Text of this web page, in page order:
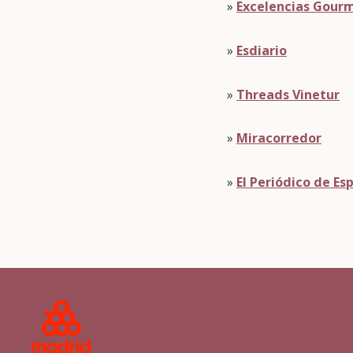
» Excelencias
» Esdiario
» Threads Vinetur
» Miracorredor
» El Periódico de